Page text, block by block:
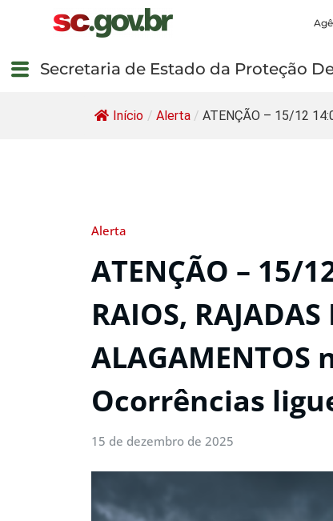
Secretaria de Estado da Proteção
Início / Alerta / ATENÇÃO – 15/12
Alerta
ATENÇÃO – 15/
RAIOS,
Ocorrências
15 de dezembro de 2025